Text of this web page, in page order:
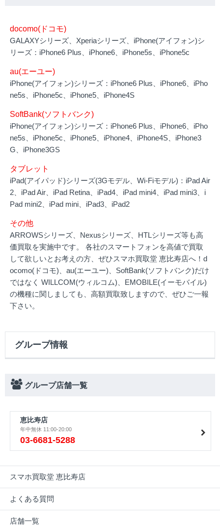
docomo(ドコモ)
GALAXYシリーズ、Xperiaシリーズ、iPhone(アイフォン)シ
リーズ：iPhone6 Plus、iPhone6、iPhone5s、iPhone5c
au(エーユー)
iPhone(アイフォン)シリーズ：iPhone6 Plus、iPhone6、iPho
ne5s、iPhone5c、iPhone5、iPhone4S
SoftBank(ソフトバンク)
iPhone(アイフォン)シリーズ：iPhone6 Plus、iPhone6、iPho
ne5s、iPhone5c、iPhone5、iPhone4、iPhone4S、iPhone3
G、iPhone3GS
タブレット
iPad(アイパッド)シリーズ(3Gモデル、Wi-Fiモデル)：iPad Air
2、iPad Air、iPad Retina、iPad4、iPad mini4、iPad mini3、i
Pad mini2、iPad mini、iPad3、iPad2
その他
ARROWSシリーズ、Nexusシリーズ、HTLシリーズ等も高
価買取を実施中です。 各社のスマートフォンを高値で買取
して欲しいとお考えの方、ぜひスマホ買取堂 恵比寿店へ！d
ocomo(ドコモ)、au(エーユー)、SoftBank(ソフトバンク)だけ
ではなく WILLCOM(ウィルコム)、EMOBILE(イーモバイル)
の機種に関しましても、高額買取致しますので、ぜひご一報
下さい。
グループ情報
グループ店舗一覧
恵比寿店
年中無休 11:00-20:00
03-6681-5288
スマホ買取堂 恵比寿店
よくある質問
店舗一覧